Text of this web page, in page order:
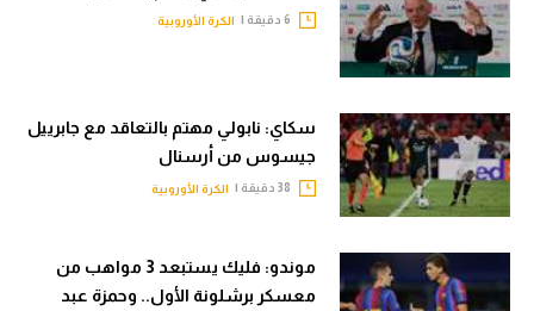
الكرة الأوروبية
سكاي: نابولي مهتم بالتعاقد مع جابرييل
جيسوس من أرسنال
الكرة الأوروبية
موندو: فليك يستبعد 3 مواهب من
معسكر برشلونة الأول.. وحمزة عبد